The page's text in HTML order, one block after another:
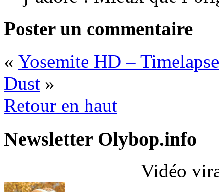
Poster un commentaire
« Yosemite HD –
Dust »
Retour en haut
Newsletter Olybop.info
Vidéo